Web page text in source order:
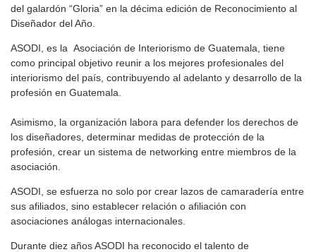
del galardón “Gloria” en la décima edición de Reconocimiento al
Diseñador del Año.
ASODI, es la Asociación de Interiorismo de Guatemala, tiene
como principal objetivo reunir a los mejores profesionales del
interiorismo del país, contribuyendo al adelanto y desarrollo de la
profesión en Guatemala.
Asimismo, la organización labora para defender los derechos de
los diseñadores, determinar medidas de protección de la
profesión, crear un sistema de networking entre miembros de la
asociación.
ASODI, se esfuerza no solo por crear lazos de camaradería entre
sus afiliados, sino establecer relación o afiliación con
asociaciones análogas internacionales.
Durante diez años ASODI ha reconocido el talento de